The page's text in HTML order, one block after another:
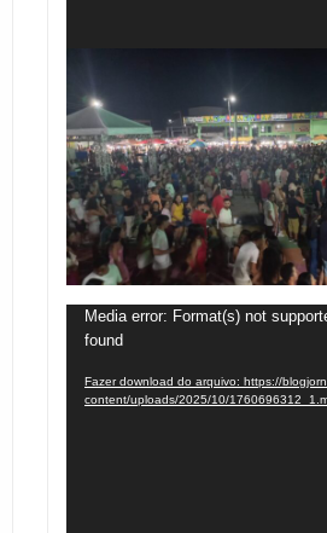
Tocador
de
vídeo
Media error: Format(s) not
found
Fazer download do arquivo: https://
content/uploads/2025/10/